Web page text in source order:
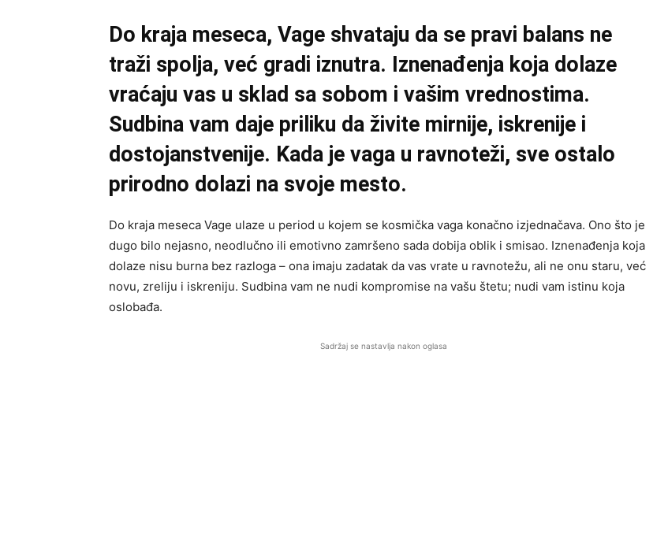
Do kraja meseca, Vage shvataju da se pravi balans ne
traži spolja, već gradi iznutra. Iznenađenja koja dolaze
vraćaju vas u sklad sa sobom i vašim vrednostima.
Sudbina vam daje priliku da živite mirnije, iskrenije i
dostojanstvenije. Kada je vaga u ravnoteži, sve ostalo
prirodno dolazi na svoje mesto.
Do kraja meseca Vage ulaze u period u kojem se kosmička vaga konačno izjednačava. Ono što je
dugo bilo nejasno, neodlučno ili emotivno zamršeno sada dobija oblik i smisao. Iznenađenja koja
dolaze nisu burna bez razloga – ona imaju zadatak da vas vrate u ravnotežu, ali ne onu staru, već
novu, zreliju i iskreniju. Sudbina vam ne nudi kompromise na vašu štetu; nudi vam istinu koja
oslobađa.
Sadržaj se nastavlja nakon oglasa